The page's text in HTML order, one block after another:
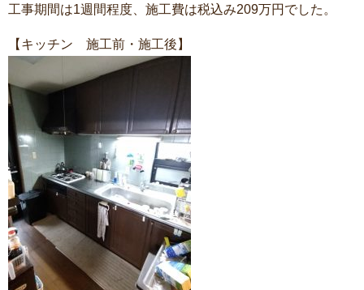
工事期間は1週間程度、施工費は税込み209万円でした。
【キッチン 施工前・施工後】